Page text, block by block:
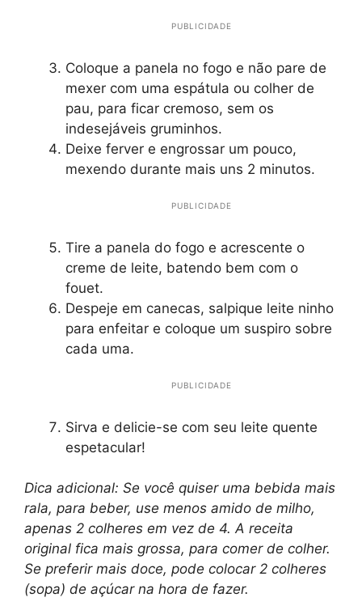
PUBLICIDADE
Coloque a panela no fogo e não pare de
mexer com uma espátula ou colher de
pau, para ficar cremoso, sem os
indesejáveis gruminhos.
Deixe ferver e engrossar um pouco,
mexendo durante mais uns 2 minutos.
PUBLICIDADE
Tire a panela do fogo e acrescente o
creme de leite, batendo bem com o
fouet.
Despeje em canecas, salpique leite ninho
para enfeitar e coloque um suspiro sobre
cada uma.
PUBLICIDADE
Sirva e delicie-se com seu leite quente
espetacular!
Dica adicional: Se você quiser uma bebida mais
rala, para beber, use menos amido de milho,
apenas 2 colheres em vez de 4. A receita
original fica mais grossa, para comer de colher.
Se preferir mais doce, pode colocar 2 colheres
(sopa) de açúcar na hora de fazer.